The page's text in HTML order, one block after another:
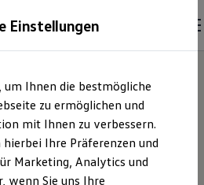
Modelle |
&
Einstellungen
um Ihnen die bestmögliche
zu ermöglichen und
mit Ihnen zu verbessern.
Ihre Präferenzen und
Marketing, Analytics und
wenn Sie uns Ihre